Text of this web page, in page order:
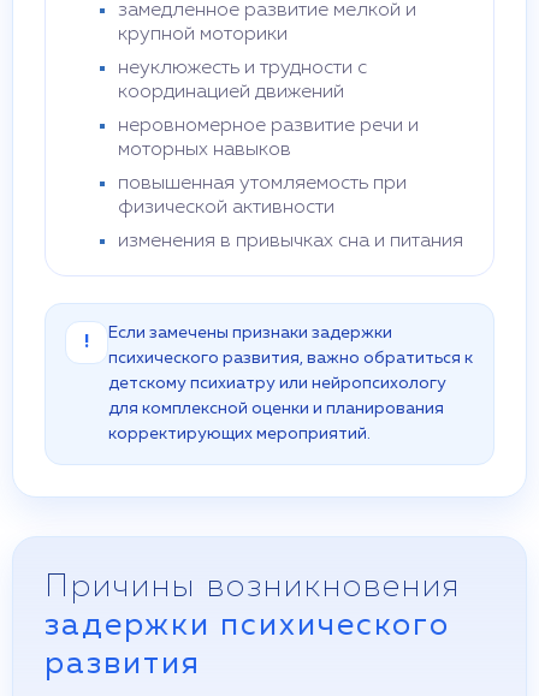
замедленное развитие мелкой и
крупной моторики
неуклюжесть и трудности с
координацией движений
неровномерное развитие речи и
моторных навыков
повышенная утомляемость при
физической активности
изменения в привычках сна и питания
!
Если замечены признаки задержки
психического развития, важно обратиться к
детскому психиатру или нейропсихологу
для комплексной оценки и планирования
корректирующих мероприятий.
Причины возникновения
задержки психического
развития